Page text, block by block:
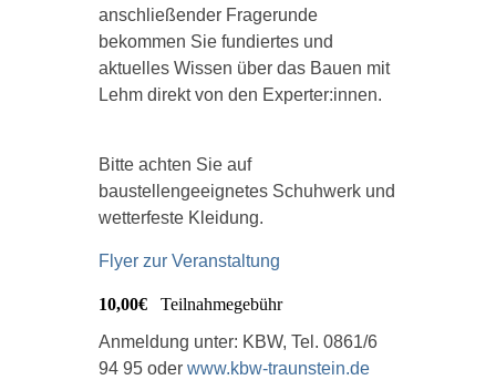
anschließender Fragerunde
bekommen Sie fundiertes und
aktuelles Wissen über das Bauen mit
Lehm direkt von den Experter:innen.
Bitte achten Sie auf
baustellengeeignetes Schuhwerk und
wetterfeste Kleidung.
Flyer zur Veranstaltung
10,00€
Teilnahmegebühr
Anmeldung unter: KBW, Tel. 0861/6
94 95 oder www.kbw-traunstein.de